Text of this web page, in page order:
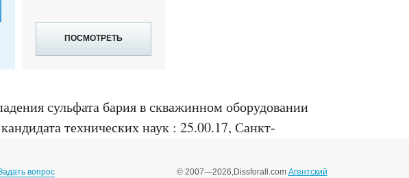
ПОСМОТРЕТЬ
сульфата бария в скважинном оборудовании
технических наук : 25.00.17, Санкт-
вопрос © 2007—2026,Dissforall.com Агентский